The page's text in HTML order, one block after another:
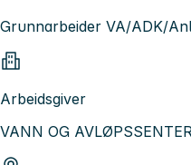
Grunnarbeider VA/ADK/
Arbeidsgiver
VANN OG